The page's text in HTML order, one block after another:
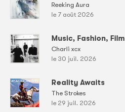
Reeking Aura
le 7 août 2026
Music, Fashion, Film
Charli xcx
le 30 juil. 2026
Reality Awaits
The Strokes
le 29 juil. 2026